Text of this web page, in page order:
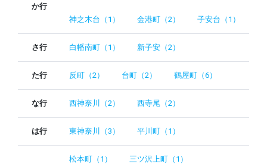
か行
神之木台（1） 金港町（2） 子安台（1）
さ行 白幡南町（1） 新子安（2）
た行 反町（2） 台町（2） 鶴屋町（6）
な行 西神奈川（2） 西寺尾（2）
は行 東神奈川（3） 平川町（1）
松本町（1） 三ツ沢上町（1）